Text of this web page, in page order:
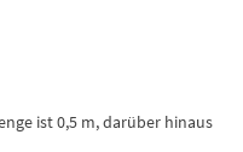
ist 0,5 m, darüber hinaus